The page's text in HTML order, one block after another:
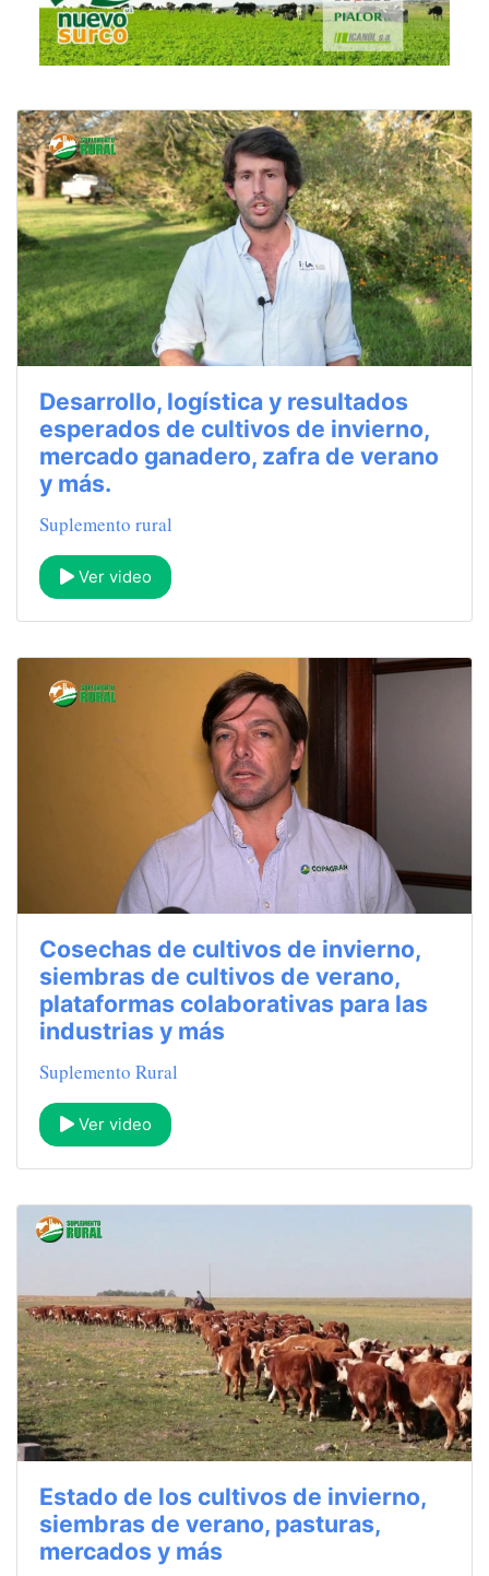
Desarrollo, logística y resultados
esperados de cultivos de invierno,
mercado ganadero, zafra de verano
y más.
Suplemento rural
Ver video
Cosechas de cultivos de invierno,
siembras de cultivos de verano,
plataformas colaborativas para las
industrias y más
Suplemento Rural
Ver video
Estado de los cultivos de invierno,
siembras de verano, pasturas,
mercados y más